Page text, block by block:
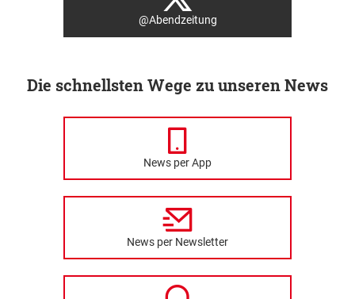
@Abendzeitung
Die schnellsten Wege zu unseren News
News per App
News per Newsletter